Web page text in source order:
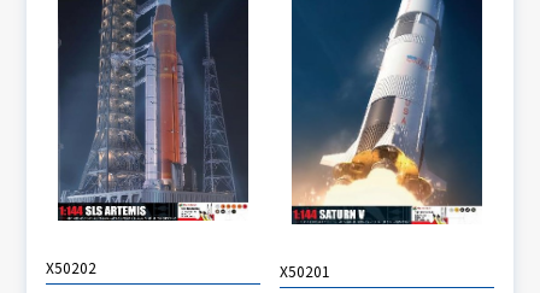
X50202 X50201